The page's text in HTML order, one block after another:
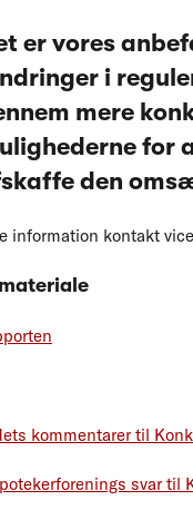
er vores
i
mere
for
den
information kontakt
kommentarer til
svar til